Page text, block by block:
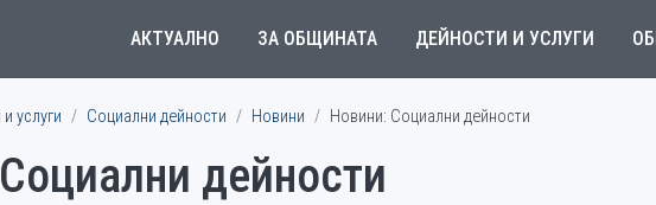
АКТУАЛНО ЗА ОБЩИНАТА ДЕЙНОСТИ И УСЛУГИ
услуги Социални дейности Новини Новини: Социални дейности
дейности